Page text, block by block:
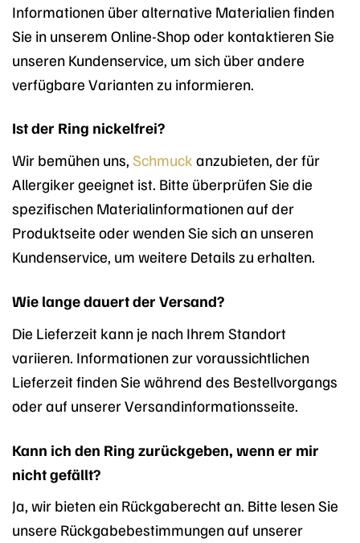
Informationen über alternative Materialien finden
Sie in unserem Online-Shop oder kontaktieren Sie
unseren Kundenservice, um sich über andere
verfügbare Varianten zu informieren.
Ist der Ring nickelfrei?
Wir bemühen uns, Schmuck anzubieten, der für
Allergiker geeignet ist. Bitte überprüfen Sie die
spezifischen Materialinformationen auf der
Produktseite oder wenden Sie sich an unseren
Kundenservice, um weitere Details zu erhalten.
Wie lange dauert der Versand?
Die Lieferzeit kann je nach Ihrem Standort
variieren. Informationen zur voraussichtlichen
Lieferzeit finden Sie während des Bestellvorgangs
oder auf unserer Versandinformationsseite.
Kann ich den Ring zurückgeben, wenn er mir
nicht gefällt?
Ja, wir bieten ein Rückgaberecht an. Bitte lesen Sie
unsere Rückgabebestimmungen auf unserer